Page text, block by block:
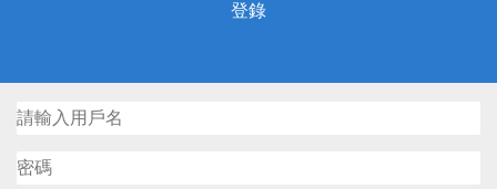
登錄